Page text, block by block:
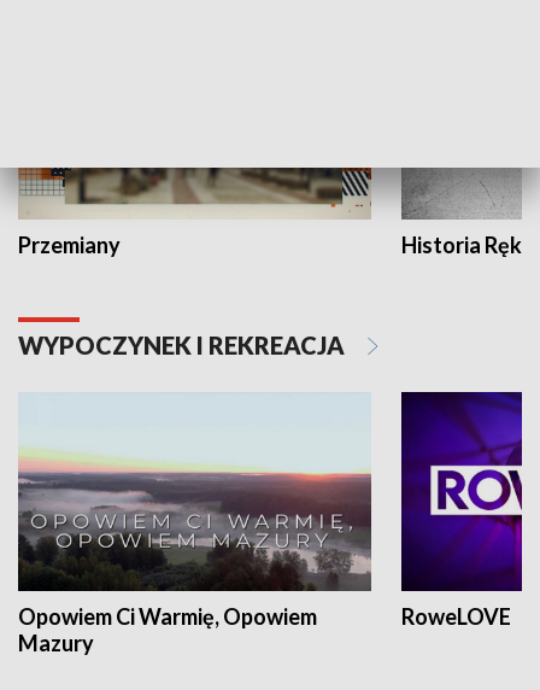
Przemiany Historia Ręką
WYPOCZYNEK I REKREACJA
Opowiem Ci Warmię, Opowiem
Mazury
RoweLOVE